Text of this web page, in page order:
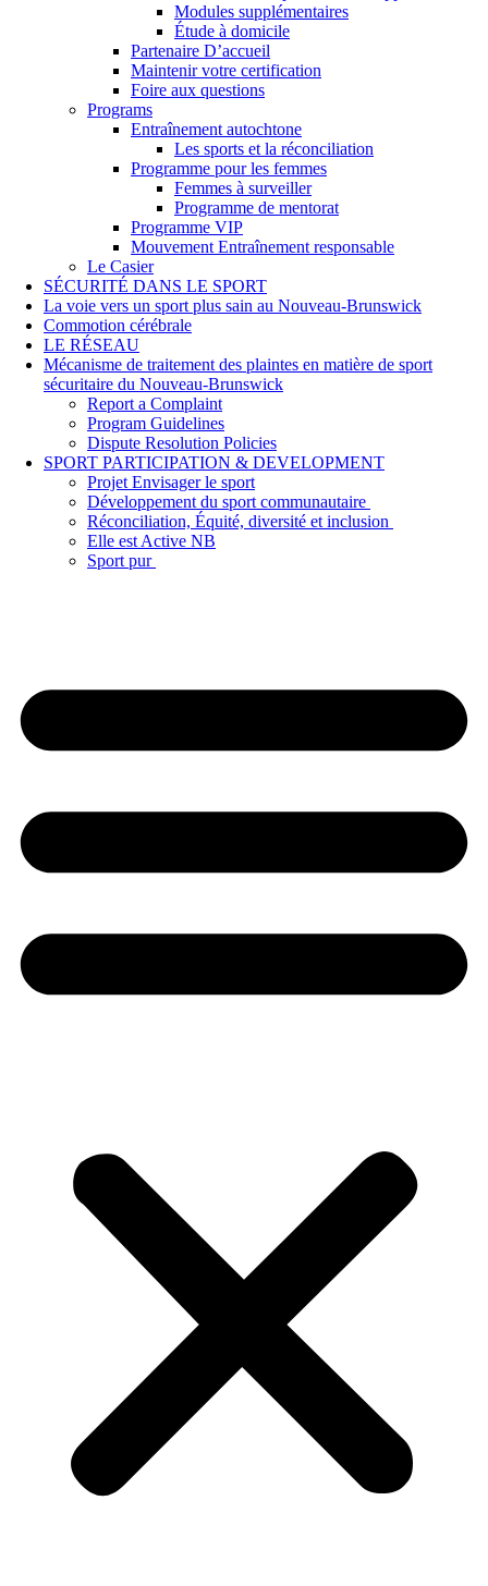
Modules supplémentaires
Étude à domicile
Partenaire D’accueil
Maintenir votre certification
Foire aux questions
Programs
Entraînement autochtone
Les sports et la réconciliation
Programme pour les femmes
Femmes à surveiller
Programme de mentorat
Programme VIP
Mouvement Entraînement responsable
Le Casier
SÉCURITÉ DANS LE SPORT
La voie vers un sport plus sain au Nouveau-Brunswick
Commotion cérébrale
LE RÉSEAU
Mécanisme de traitement des plaintes en matière de sport
sécuritaire du Nouveau-Brunswick
Report a Complaint
Program Guidelines
Dispute Resolution Policies
SPORT PARTICIPATION & DEVELOPMENT
Projet Envisager le sport
Développement du sport communautaire
Réconciliation, Équité, diversité et inclusion
Elle est Active NB
Sport pur